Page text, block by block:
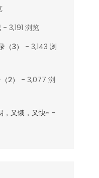
- 3,191 浏览
3）
- 3,143 浏
2）
- 3,077 浏
，又饿，又快~-